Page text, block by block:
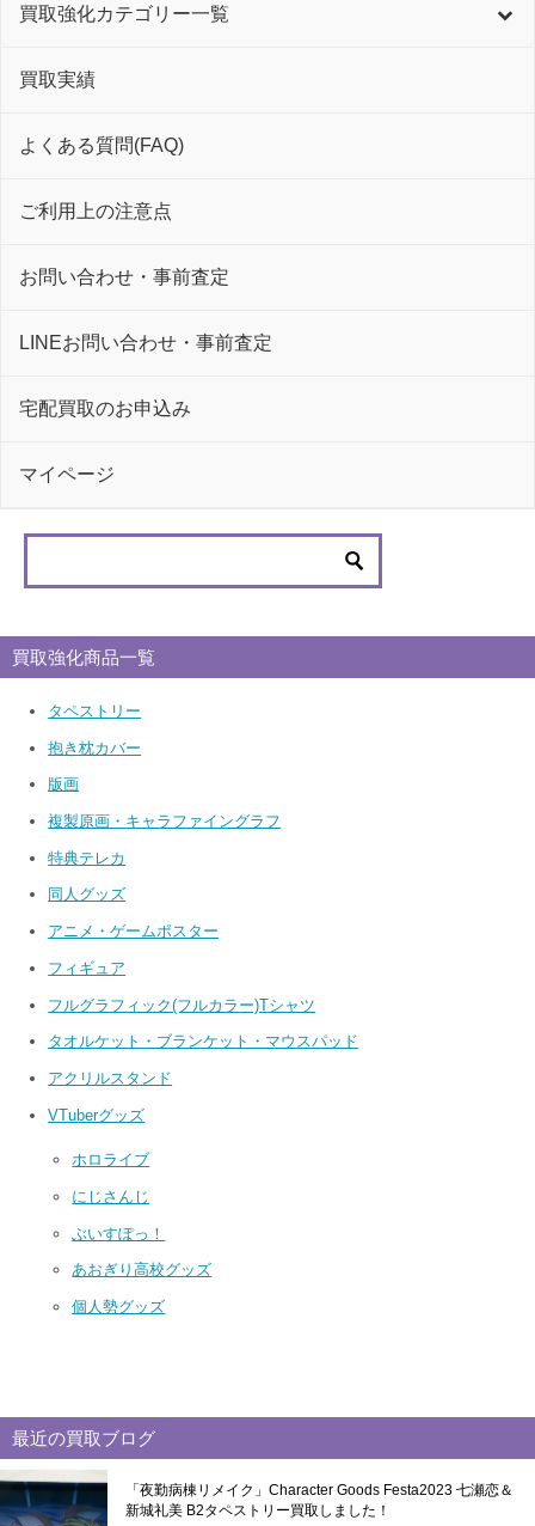
買取強化カテゴリー一覧
買取実績
よくある質問(FAQ)
ご利用上の注意点
お問い合わせ・事前査定
LINEお問い合わせ・事前査定
宅配買取のお申込み
マイページ
買取強化商品一覧
タペストリー
抱き枕カバー
版画
複製原画・キャラファイングラフ
特典テレカ
同人グッズ
アニメ・ゲームポスター
フィギュア
フルグラフィック(フルカラー)Tシャツ
タオルケット・ブランケット・マウスパッド
アクリルスタンド
VTuberグッズ
ホロライブ
にじさんじ
ぶいすぽっ！
あおぎり高校グッズ
個人勢グッズ
最近の買取ブログ
「夜勤病棟リメイク」Character Goods Festa2023 七瀬恋＆
新城礼美 B2タペストリー買取しました！